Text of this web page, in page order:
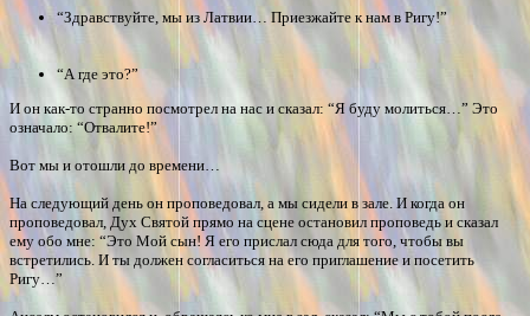
“Здравствуйте, мы из Латвии… Приезжайте к нам в Ригу!”
“А где это?”
И он как-то странно посмотрел на нас и сказал: “Я буду молиться…” Это
означало: “Отвалите!”
Вот мы и отошли до времени…
На следующий день он проповедовал, а мы сидели в зале. И когда он
проповедовал, Дух Святой прямо на сцене остановил проповедь и сказал
ему обо мне: “Это Мой сын! Я его прислал сюда для того, чтобы вы
встретились. И ты должен согласиться на его приглашение и посетить
Ригу…”